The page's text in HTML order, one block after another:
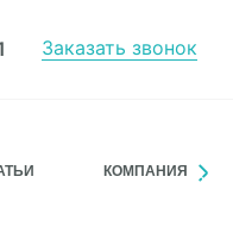
Заказать звонок
КОМПАНИЯ